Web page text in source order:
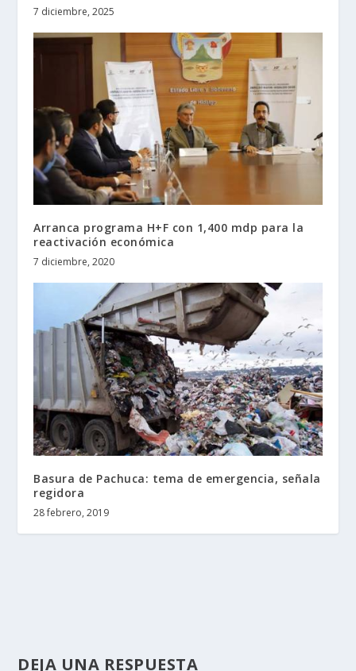
7 diciembre, 2025
Arranca programa H+F con 1,400 mdp para la
reactivación económica
7 diciembre, 2020
Basura de Pachuca: tema de emergencia, señala
regidora
28 febrero, 2019
DEJA UNA RESPUESTA